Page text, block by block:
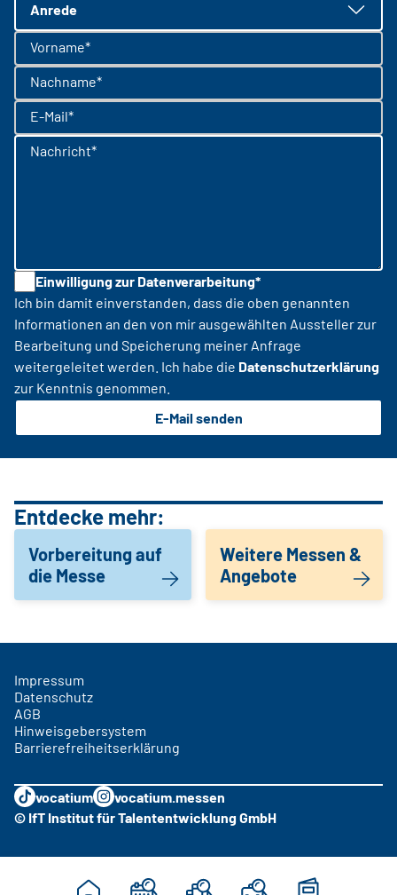
Anrede
Vorname*
Nachname*
E-Mail*
Nachricht*
Einwilligung zur Datenverarbeitung*
Ich bin damit einverstanden, dass die oben genannten
Informationen an den von mir ausgewählten Aussteller zur
Bearbeitung und Speicherung meiner Anfrage
weitergeleitet werden. Ich habe die Datenschutzerklärung
zur Kenntnis genommen.
E-Mail senden
Entdecke mehr:
Vorbereitung auf
die Messe
Weitere Messen &
Angebote
Impressum
Datenschutz
AGB
Hinweisgebersystem
Barrierefreiheitserklärung
vocatium
vocatium.messen
© IfT Institut für Talententwicklung GmbH